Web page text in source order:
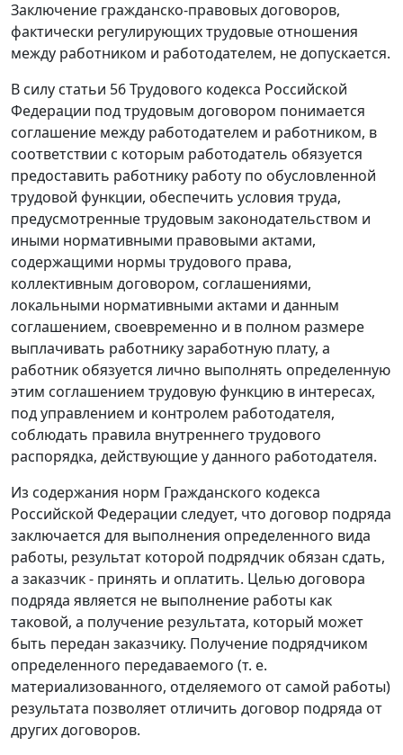
Заключение гражданско-правовых договоров,
фактически регулирующих трудовые отношения
между работником и работодателем, не допускается.
В силу статьи 56 Трудового кодекса Российской
Федерации под трудовым договором понимается
соглашение между работодателем и работником, в
соответствии с которым работодатель обязуется
предоставить работнику работу по обусловленной
трудовой функции, обеспечить условия труда,
предусмотренные трудовым законодательством и
иными нормативными правовыми актами,
содержащими нормы трудового права,
коллективным договором, соглашениями,
локальными нормативными актами и данным
соглашением, своевременно и в полном размере
выплачивать работнику заработную плату, а
работник обязуется лично выполнять определенную
этим соглашением трудовую функцию в интересах,
под управлением и контролем работодателя,
соблюдать правила внутреннего трудового
распорядка, действующие у данного работодателя.
Из содержания норм Гражданского кодекса
Российской Федерации следует, что договор подряда
заключается для выполнения определенного вида
работы, результат которой подрядчик обязан сдать,
а заказчик - принять и оплатить. Целью договора
подряда является не выполнение работы как
таковой, а получение результата, который может
быть передан заказчику. Получение подрядчиком
определенного передаваемого (т. е.
материализованного, отделяемого от самой работы)
результата позволяет отличить договор подряда от
других договоров.